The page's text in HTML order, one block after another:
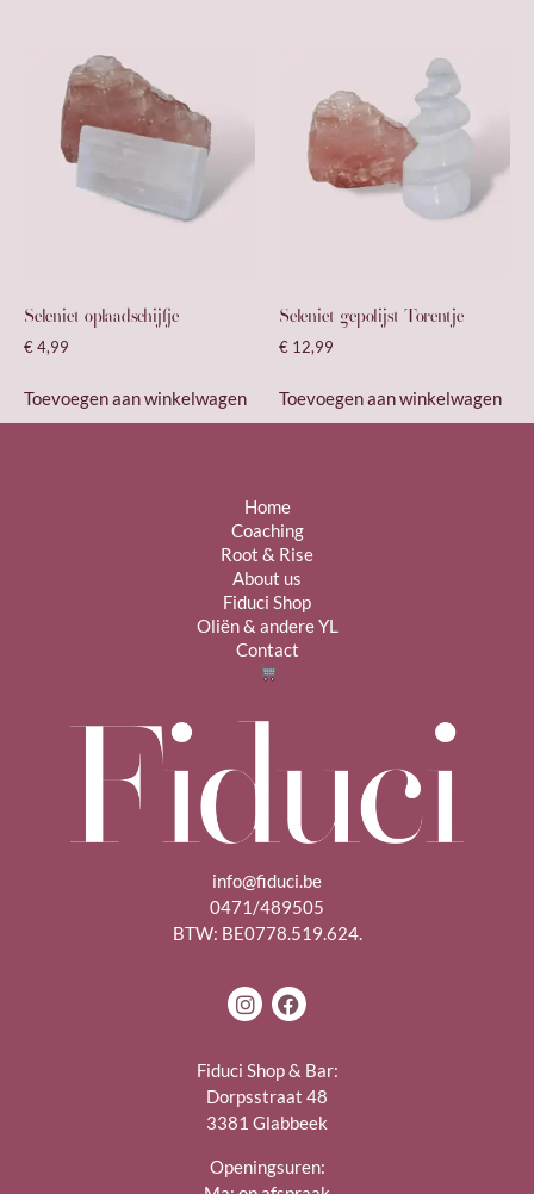
Seleniet oplaadschijfje
€4,99
Toevoegen aan winkelwagen
Seleniet gepolijst Torentje
€ 12,99
Toevoegen aan winkelwagen
Home
Coaching
Root & Rise
About us
Fiduci Shop
Oliën & andere YL
Contact
info@fiduci.be
0471/489505
BTW: BE0778.519.624.
Fiduci Shop & Bar:
Dorpsstraat 48
3381 Glabbeek
Openingsuren: